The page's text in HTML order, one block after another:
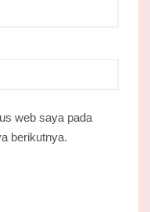
web saya pada
berikutnya.